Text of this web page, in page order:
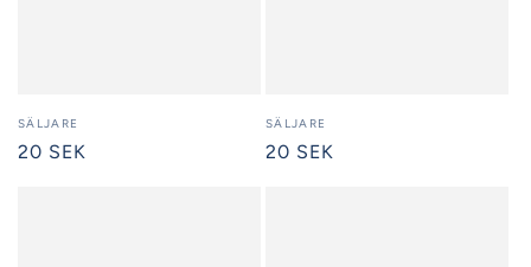
Säljare:
SÄLJARE
Ordinarie
20 SEK
Säljare:
SÄLJARE
Ordinarie
20 SEK